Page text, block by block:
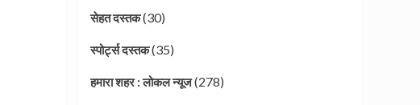
सेहत दस्तक(30)
स्पोर्ट्स दस्तक(35)
हमारा शहर : लोकल न्यूज(278)